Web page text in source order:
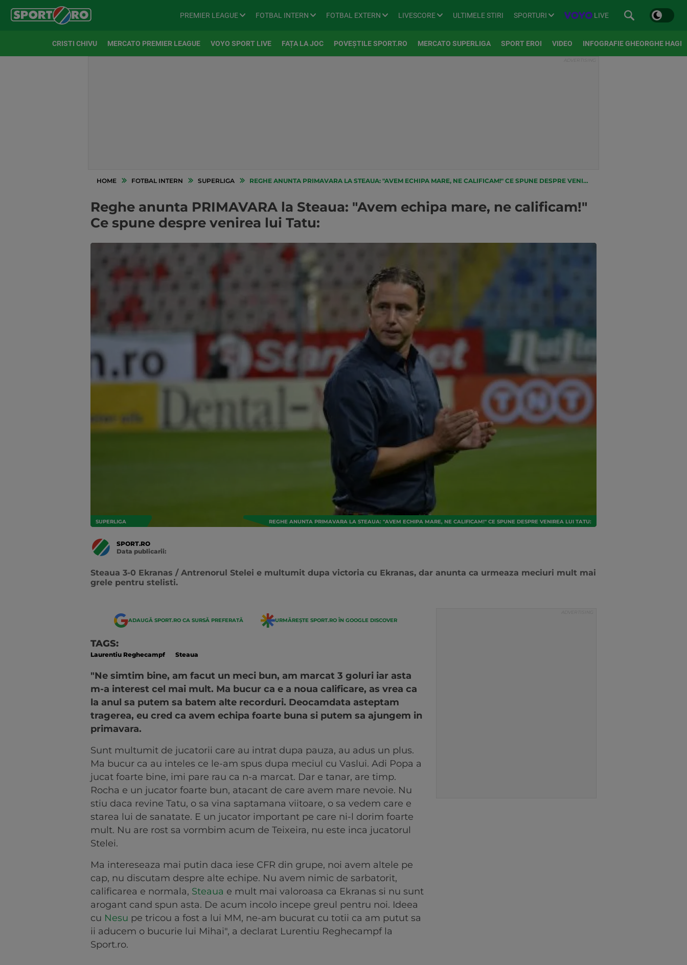
PREMIER LEAGUE FOTBAL INTERN FOTBAL EXTERN LIVESCORE ULTIMELE STIRI SPORTURI LIVE
CRISTI CHIVU MERCATO PREMIER LEAGUE VOYO SPORT LIVE FAȚA LA JOC POVEȘTILE SPORT.RO MERCATO SUPERLIGA SPORT EROI VIDEO INFOGRAFIE GHEORGHE HAGI
HOME FOTBAL INTERN SUPERLIGA REGHE ANUNTA PRIMAVARA LA STEAUA: "AVEM ECHIPA MARE, NE CALIFICAM!" CE SPUNE DESPRE VENIREA LUI TATU:
Reghe anunta PRIMAVARA la Steaua: "Avem echipa mare, ne calificam!"
Ce spune despre venirea lui Tatu:
SUPERLIGA REGHE ANUNTA PRIMAVARA LA STEAUA: "AVEM ECHIPA MARE, NE CALIFICAM!" CE SPUNE DESPRE VENIREA LUI TATU:
SPORT.RO
Data publicarii:
Steaua 3-0 Ekranas / Antrenorul Stelei e multumit dupa victoria cu Ekranas, dar anunta ca urmeaza meciuri mult mai
grele pentru stelisti.
ADAUGĂ SPORT.RO CA SURSĂ PREFERATĂ URMĂREȘTE SPORT.RO ÎN GOOGLE DISCOVER
TAGS:
Laurentiu Reghecampf Steaua
"Ne simtim bine, am facut un meci bun, am marcat 3 goluri iar asta
m-a interest cel mai mult. Ma bucur ca e a noua calificare, as vrea ca
la anul sa putem sa batem alte recorduri. Deocamdata asteptam
tragerea, eu cred ca avem echipa foarte buna si putem sa ajungem in
primavara.
Sunt multumit de jucatorii care au intrat dupa pauza, au adus un plus.
Ma bucur ca au inteles ce le-am spus dupa meciul cu Vaslui. Adi Popa a
jucat foarte bine, imi pare rau ca n-a marcat. Dar e tanar, are timp.
Rocha e un jucator foarte bun, atacant de care avem mare nevoie. Nu
stiu daca revine Tatu, o sa vina saptamana viitoare, o sa vedem care e
starea lui de sanatate. E un jucator important pe care ni-l dorim foarte
mult. Nu are rost sa vormbim acum de Teixeira, nu este inca jucatorul
Stelei.
Ma intereseaza mai putin daca iese CFR din grupe, noi avem altele pe
cap, nu discutam despre alte echipe. Nu avem nimic de sarbatorit,
calificarea e normala, Steaua e mult mai valoroasa ca Ekranas si nu sunt
arogant cand spun asta. De acum incolo incepe greul pentru noi. Ideea
cu Nesu pe tricou a fost a lui MM, ne-am bucurat cu totii ca am putut sa
ii aducem o bucurie lui Mihai", a declarat Lurentiu Reghecampf la
Sport.ro.